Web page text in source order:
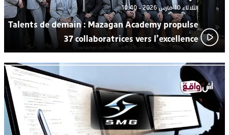
الثلاثاء 10 مارس 2026 - 10:40
Talents de demain : Mazagan Academy propulse
37 collaboratrices vers l’excellence